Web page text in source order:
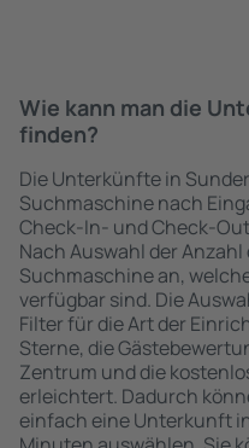
Wie kann man die
finden?
Die Unterkünfte in
Suchmaschine nach
Check-In- und Check-
Nach Auswahl der
Suchmaschine an,
verfügbar sind. Die
Filter für die Art der
Sterne, die
Zentrum und die
erleichtert. Dadurch
einfach eine Unterkunft